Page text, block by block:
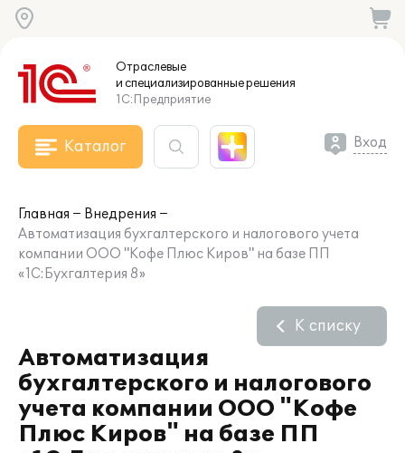
Отраслевые
и специализированныерешения
1С:Предприятие
Каталог Вход
Главная
Внедрения
Автоматизация бухгалтерского и налогового учета
компании ООО "Кофе Плюс Киров" на базе ПП
«1С:Бухгалтерия 8»
Автоматизация
бухгалтерского и налогового
учета компании ООО "Кофе
Плюс Киров" на базе ПП
К списку